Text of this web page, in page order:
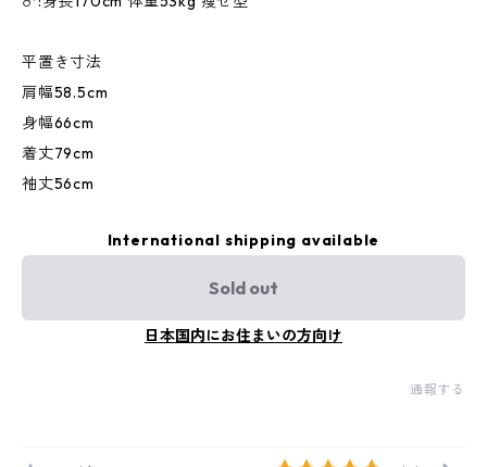
平置き寸法
肩幅58.5cm
身幅66cm
着丈79cm
袖丈56cm
International shipping available
Sold out
日本国内にお住まいの方向け
通報する